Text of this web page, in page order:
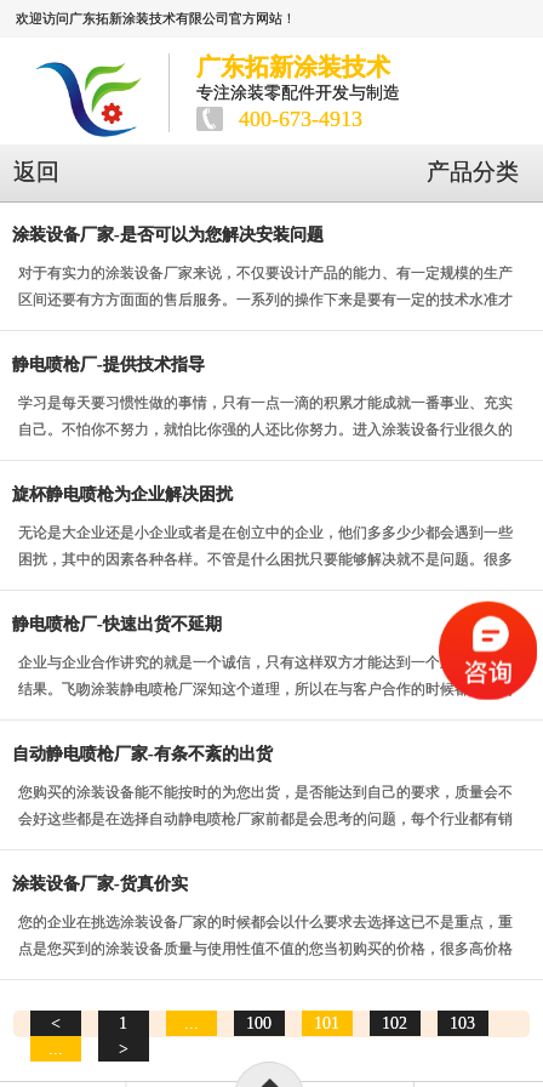
欢迎访问广东拓新涂装技术有限公司官方网站！
广东拓新涂装技术
专注涂装零配件开发与制造
400-673-4913
返回 产品分类
涂装设备厂家-是否可以为您解决安装问题
对于有实力的涂装设备厂家来说，不仅要设计产品的能力、有一定规模的生产
区间还要有方方面面的售后服务。一系列的操作下来是要有一定的技术水准才
静电喷枪厂-提供技术指导
学习是每天要习惯性做的事情，只有一点一滴的积累才能成就一番事业、充实
自己。不怕你不努力，就怕比你强的人还比你努力。进入涂装设备行业很久的
旋杯静电喷枪为企业解决困扰
无论是大企业还是小企业或者是在创立中的企业，他们多多少少都会遇到一些
困扰，其中的因素各种各样。不管是什么困扰只要能够解决就不是问题。很多
静电喷枪厂-快速出货不延期
企业与企业合作讲究的就是一个诚信，只有这样双方才能达到一个互利共赢的
结果。飞吻涂装静电喷枪厂深知这个道理，所以在与客户合作的时候都是做到
自动静电喷枪厂家-有条不紊的出货
您购买的涂装设备能不能按时的为您出货，是否能达到自己的要求，质量会不
会好这些都是在选择自动静电喷枪厂家前都是会思考的问题，每个行业都有销
涂装设备厂家-货真价实
您的企业在挑选涂装设备厂家的时候都会以什么要求去选择这已不是重点，重
点是您买到的涂装设备质量与使用性值不值的您当初购买的价格，很多高价格
< 1 100 101 102
103
>